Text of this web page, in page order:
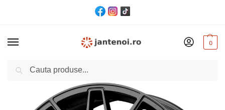
0
Acasă Jante / JANTA MOMO RFX-01 CB74.1 10/22 5X120 ET40 Sandblast Black